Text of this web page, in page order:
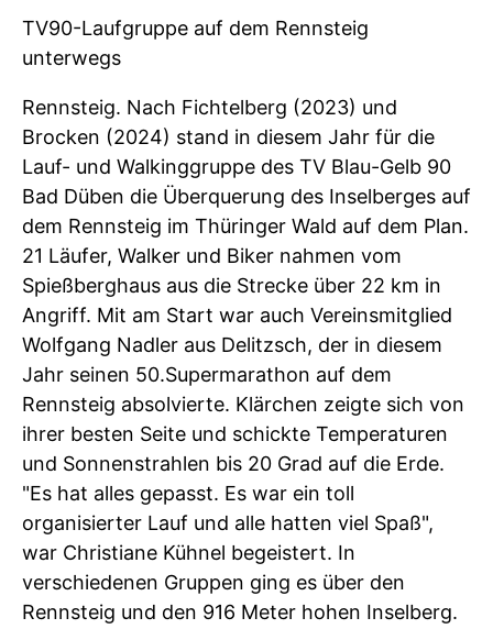
TV90-Laufgruppe auf dem Rennsteig
unterwegs
Rennsteig. Nach Fichtelberg (2023) und
Brocken (2024) stand in diesem Jahr für die
Lauf- und Walkinggruppe des TV Blau-Gelb 90
Bad Düben die Überquerung des Inselberges auf
dem Rennsteig im Thüringer Wald auf dem Plan.
21 Läufer, Walker und Biker nahmen vom
Spießberghaus aus die Strecke über 22 km in
Angriff. Mit am Start war auch Vereinsmitglied
Wolfgang Nadler aus Delitzsch, der in diesem
Jahr seinen 50.Supermarathon auf dem
Rennsteig absolvierte. Klärchen zeigte sich von
ihrer besten Seite und schickte Temperaturen
und Sonnenstrahlen bis 20 Grad auf die Erde.
"Es hat alles gepasst. Es war ein toll
organisierter Lauf und alle hatten viel Spaß",
war Christiane Kühnel begeistert. In
verschiedenen Gruppen ging es über den
Rennsteig und den 916 Meter hohen Inselberg.